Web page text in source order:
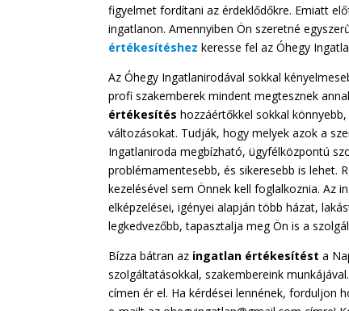
figyelmet fordítani az érdeklődőkre. Emiatt
ingatlanon. Amennyiben Ön szeretné
értékesítéshez keresse fel az Óhegy
Az Óhegy Ingatlanirodával sokkal
profi szakemberek mindent megtesznek
értékesítés hozzáértőkkel sokkal
változásokat. Tudják, hogy melyek azok a
Ingatlaniroda megbízható, ügyfélközpontú
problémamentesebb, és sikeresebb is lehet.
kezelésével sem Önnek kell foglalkoznia. Az
elképzelései, igényei alapján több házat,
legkedvezőbb, tapasztalja meg Ön is a
Bízza bátran az ingatlan értékesítést a
szolgáltatásokkal, szakembereink
címen ér el. Ha kérdései lennének, forduljon